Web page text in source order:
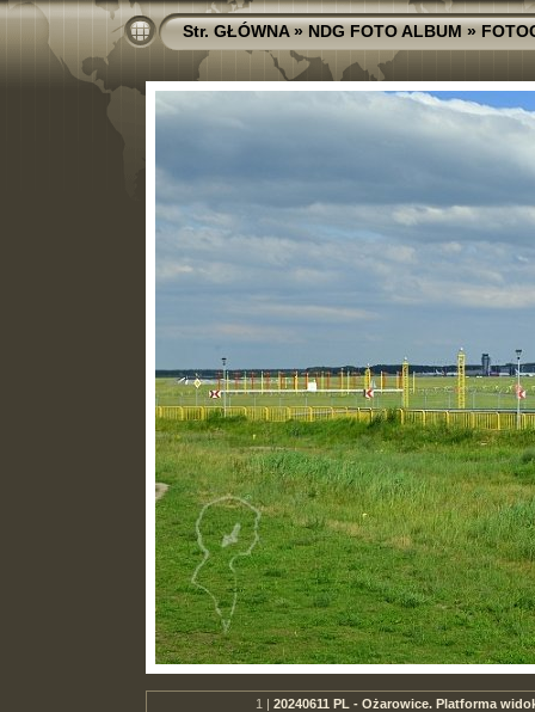
Str. GŁÓWNA»NDG FOTO ALBUM»
1 | 20240611 PL - Ożarowice. Platforma